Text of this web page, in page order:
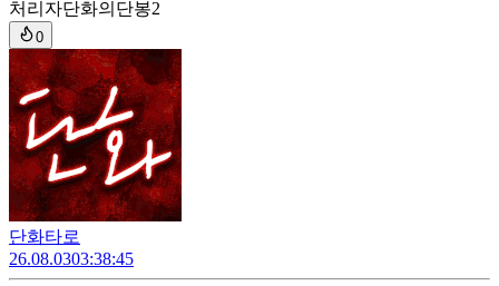
처리자단화의단봉2
0
단화타로
26.08.0303:38:45